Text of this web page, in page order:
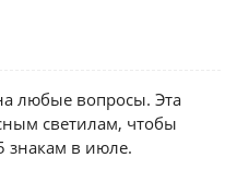
любые вопросы. Эта
светилам, чтобы
знакам в июле.